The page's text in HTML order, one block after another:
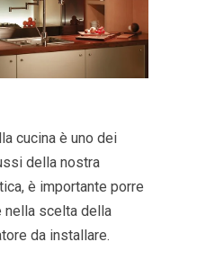
cucina è uno dei
della nostra
è importante porre
nella scelta della
da installare.